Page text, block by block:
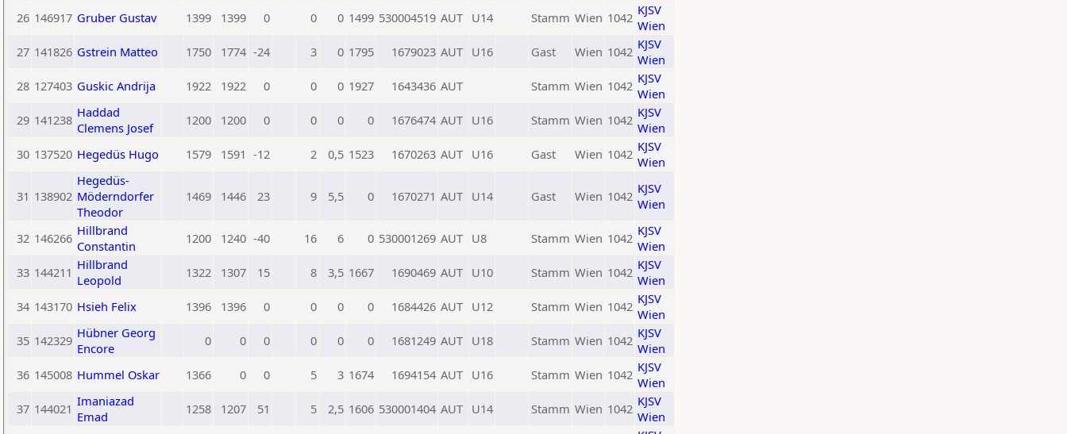
26 146917 Gruber Gustav 1399 1399 0 0 0 1499 530004519 AUT U14 Stamm Wien 1042 KJSV
Wien
27 141826 Gstrein Matteo 1750 1774 -24 3 0 1795 1679023 AUT U16 Gast Wien 1042 KJSV
Wien
28 127403 Guskic Andrija 1922 1922 0 0 0 1927 1643436 AUT Stamm Wien 1042 KJSV
Wien
29 141238 Haddad
Clemens Josef
1200 1200 0 0 0 0 1676474 AUT U16 Stamm Wien 1042 KJSV
Wien
30 137520 Hegedüs Hugo 1579 1591 -12 2 0,5 1523 1670263 AUT U16 Gast Wien 1042 KJSV
Wien
31 138902
Hegedüs-
Möderndorfer
Theodor
1469 1446 23 9 5,5 0 1670271 AUT U14 Gast Wien 1042 KJSV
Wien
32 146266 Hillbrand
Constantin
1200 1240 -40 16 6 0 530001269 AUT U8 Stamm Wien 1042 KJSV
Wien
33 144211 Hillbrand
Leopold
1322 1307 15 8 3,5 1667 1690469 AUT U10 Stamm Wien 1042 KJSV
Wien
34 143170 Hsieh Felix 1396 1396 0 0 0 0 1684426 AUT U12 Stamm Wien 1042 KJSV
Wien
35 142329 Hübner Georg
Encore
0 0 0 0 0 0 1681249 AUT U18 Stamm Wien 1042 KJSV
Wien
36 145008 Hummel Oskar 1366 0 0 5 3 1674 1694154 AUT U16 Stamm Wien 1042 KJSV
Wien
37 144021 Imaniazad
Emad
1258 1207 51 5 2,5 1606 530001404 AUT U14 Stamm Wien 1042 KJSV
Wien